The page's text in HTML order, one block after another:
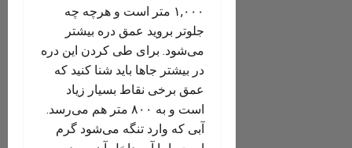
۱,۰۰۰ متر است و هرچه چه
جلوتر بروید عمق دره بیشتر
می‌شود. برای طی کردن این دره
در بیشتر جاها باید شنا کنید که
عمق برخی نقاط بسیار زیاد
است و به ۸۰۰ متر هم می‌رسد.
آبی که وارد تنگه می‌شود گرم